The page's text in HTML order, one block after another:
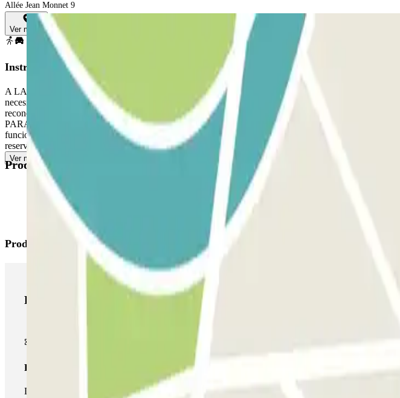
Allée Jean Monnet 9
Ver mapa
Instrucciones
A LA LLEGADA: Ingrese al estacionamiento. PARA ABRIR LA BARRERA: Acérquese a la barrera.
necesidad de presionar ningún botón. Estacione en cualquier lugar disponible. SI LA BARRERA
reconoce su placa de matrícula, acerque el código QR al lector. Si aún no funciona, llame
PARA SALIR: Acérquese a la barrera. El lector de placas de matrícula reconocerá su vehículo y la
funciona, escanee el código QR en el terminal de salida. ACCESO PEATONAL: Si el
reserva. La reserva siempre permite entradas y salidas múltiples.
Ver más
Productos disponibles
Productos de Parclick
Productos de Parclick
Pase básico
Durante tu estancia podrás entrar y salir una única vez al parking